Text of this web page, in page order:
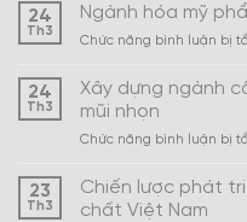
24
Th3
Ngành hóa mỹ
Chức năng bình luận bị
24
Th3
Xây dựng ngành
mũi nhọn
Chức năng bình luận bị
23
Th3
Chiến lược phát
chất Việt Nam